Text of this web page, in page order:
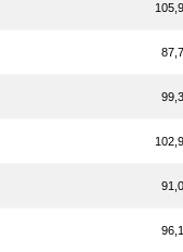
105,9
87,7
99,3
102,9
91,0
96,1